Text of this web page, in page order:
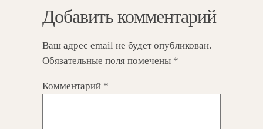
Добавить комментарий
Ваш адрес email не будет опубликован.
Обязательные поля помечены *
Комментарий *